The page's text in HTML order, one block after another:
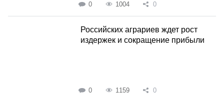
0 1004 0
Российских аграриев ждет рост
издержек и сокращение прибыли
0 1159 0